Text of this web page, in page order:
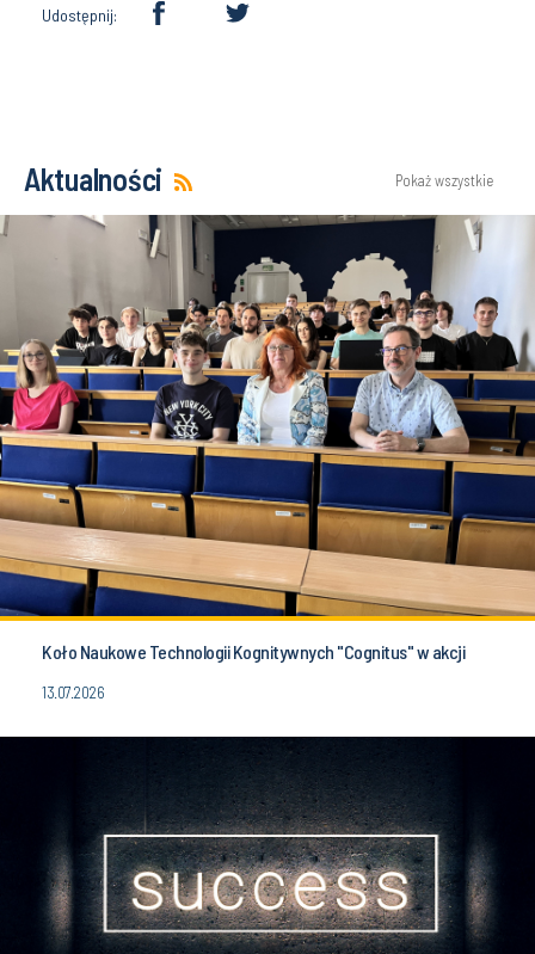
Udostępnij:
Aktualności Pokaż wszystkie
Koło Naukowe Technologii Kognitywnych "Cognitus" w akcji
13.07.2026